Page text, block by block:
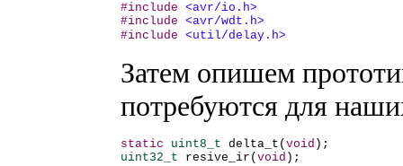
#include
#include
#include <util/delay . h>
Затем опишем
потребуются для
static uint8_t delta_t( void
uint32_t resive_ir( void );